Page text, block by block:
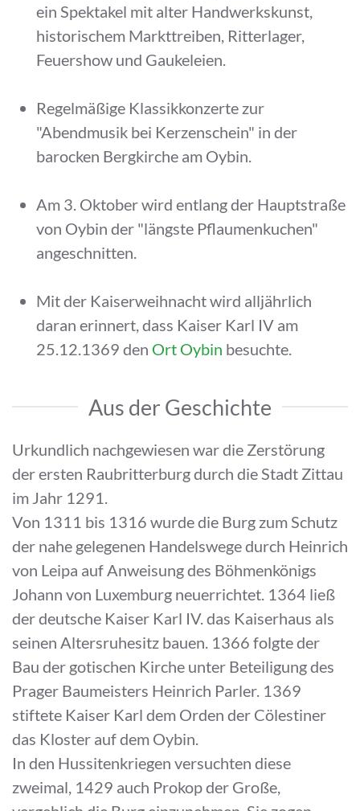
ein Spektakel mit alter Handwerkskunst,
historischem Markttreiben, Ritterlager,
Feuershow und Gaukeleien.
Regelmäßige Klassikkonzerte zur
"Abendmusik bei Kerzenschein" in der
barocken Bergkirche am Oybin.
Am 3. Oktober wird entlang der Hauptstraße
von Oybin der "längste Pflaumenkuchen"
angeschnitten.
Mit der Kaiserweihnacht wird alljährlich
daran erinnert, dass Kaiser Karl IV am
25.12.1369 den Ort Oybin besuchte.
Aus der Geschichte
Urkundlich nachgewiesen war die Zerstörung
der ersten Raubritterburg durch die Stadt Zittau
im Jahr 1291.
Von 1311 bis 1316 wurde die Burg zum Schutz
der nahe gelegenen Handelswege durch Heinrich
von Leipa auf Anweisung des Böhmenkönigs
Johann von Luxemburg neuerrichtet. 1364 ließ
der deutsche Kaiser Karl IV. das Kaiserhaus als
seinen Altersruhesitz bauen. 1366 folgte der
Bau der gotischen Kirche unter Beteiligung des
Prager Baumeisters Heinrich Parler. 1369
stiftete Kaiser Karl dem Orden der Cölestiner
das Kloster auf dem Oybin.
In den Hussitenkriegen versuchten diese
zweimal, 1429 auch Prokop der Große,